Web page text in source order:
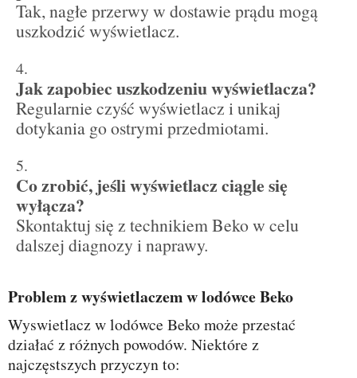
Tak, nagłe przerwy w dostawie prądu mogą
uszkodzić wyświetlacz.
Jak zapobiec uszkodzeniu wyświetlacza?
Regularnie czyść wyświetlacz i unikaj
dotykania go ostrymi przedmiotami.
Co zrobić, jeśli wyświetlacz ciągle się
wyłącza?
Skontaktuj się z technikiem Beko w celu
dalszej diagnozy i naprawy.
Problem z wyświetlaczem w lodówce Beko
Wyswietlacz w lodówce Beko może przestać
działać z różnych powodów. Niektóre z
najczęstszych przyczyn to: